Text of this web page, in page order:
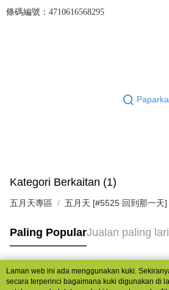
條碼編號： 4710616568295
Kategori Berkaitan (1)
五月天專區 五月天 [#5525 回到那一天]
Paling PopularJualan paling
Tag Popular
Laman web ini ada menggunakan kuki.
secara terperinci bagaimana kuki digunakan di